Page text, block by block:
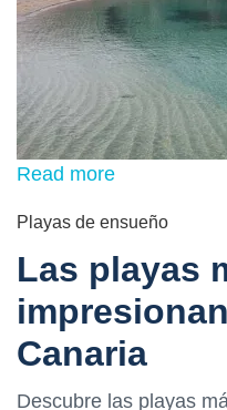
Read more
Playas de ensueño
Las playas
Canaria
Descubre las playas